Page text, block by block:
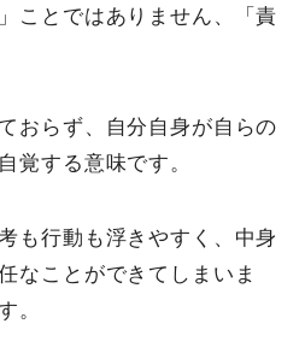
ことではありません、「責
おらず、自分自身が自らの
覚する意味です。
も行動も浮きやすく、中身
なことができてしまいま
。